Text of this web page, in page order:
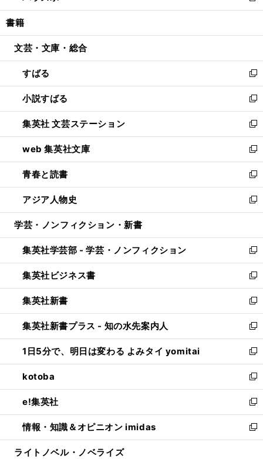
開
ウ
開
ン
ウ
開
く
ウ
ン
ウ
で
開
く
し
ウ
ン
ド
ウ
で
開
く
書籍
文芸・文庫・総合
すばる
新
し
い
ウ
ィ
ン
ド
ウ
で
開
く
小説すばる
新
し
い
ウ
ィ
ン
ド
ウ
で
開
集英社 文芸ステーション
新
し
い
ウ
ィ
ン
ド
ウ
開
く
web 集英社文庫
新
し
い
ウ
ィ
ン
ウ
で
開
く
青春と読書
新
し
い
ウ
ン
ド
ウ
で
開
く
アジア人物史
新
し
ウ
ィ
ン
ド
ウ
で
開
く
学芸・ノンフィクション・新書
集英社学芸部 - 学芸・ノンフィクション
新
し
い
ウ
ィ
ン
ド
ウ
で
開
く
集英社ビジネス書
新
し
い
ウ
ィ
ン
ド
ウ
で
開
く
集英社新書
新
し
い
ウ
ィ
ン
ド
ウ
で
開
く
集英社新書プラス - 知の水先案内人
新
し
い
ウ
ィ
ン
ド
ウ
で
開
1日5分で、明日は変わる よみタイ yomitai
新
し
い
ウ
ィ
ン
ド
ウ
kotoba
新
し
い
ウ
ィ
ン
e!集英社
新
し
い
ウ
情報・知識＆オピニオン imidas
新
し
ライトノベル・ノベライズ